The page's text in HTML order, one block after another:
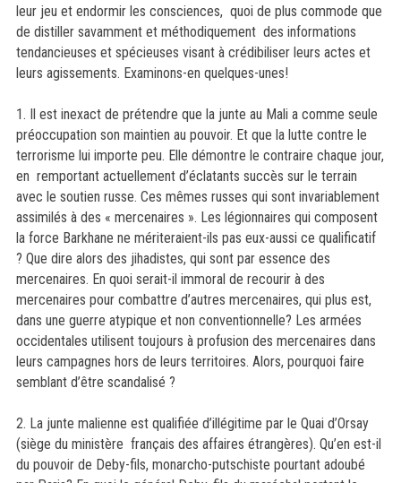
leur jeu et endormir les consciences, quoi de plus commode que
de distiller savamment et méthodiquement des informations
tendancieuses et spécieuses visant à crédibiliser leurs actes et
leurs agissements. Examinons-en quelques-unes!
1. Il est inexact de prétendre que la junte au Mali a comme seule
préoccupation son maintien au pouvoir. Et que la lutte contre le
terrorisme lui importe peu. Elle démontre le contraire chaque jour,
en remportant actuellement d’éclatants succès sur le terrain
avec le soutien russe. Ces mêmes russes qui sont invariablement
assimilés à des « mercenaires ». Les légionnaires qui composent
la force Barkhane ne mériteraient-ils pas eux-aussi ce qualificatif
? Que dire alors des jihadistes, qui sont par essence des
mercenaires. En quoi serait-il immoral de recourir à des
mercenaires pour combattre d’autres mercenaires, qui plus est,
dans une guerre atypique et non conventionnelle? Les armées
occidentales utilisent toujours à profusion des mercenaires dans
leurs campagnes hors de leurs territoires. Alors, pourquoi faire
semblant d’être scandalisé ?
2. La junte malienne est qualifiée d’illégitime par le Quai d’Orsay
(siège du ministère français des affaires étrangères). Qu’en est-il
du pouvoir de Deby-fils, monarcho-putschiste pourtant adoubé